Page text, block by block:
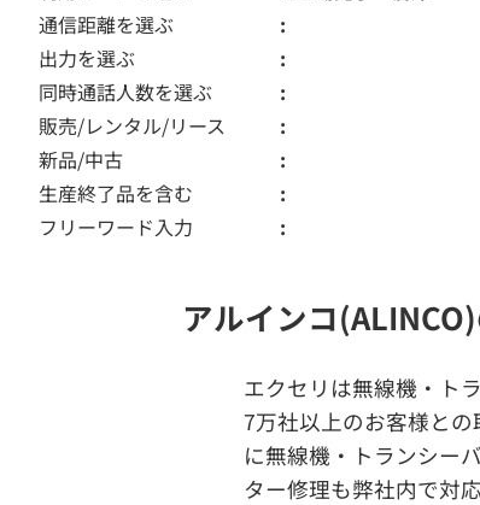
通信距離を選ぶ
出力を選ぶ
同時通話人数を選ぶ
販売/レンタル/リース
新品/中古
生産終了品を含む
フリーワード入力
アルインコ
エクセリは無線機・ト
7万社以上のお客様と
に無線機・トランシー
ター修理も弊社内で対